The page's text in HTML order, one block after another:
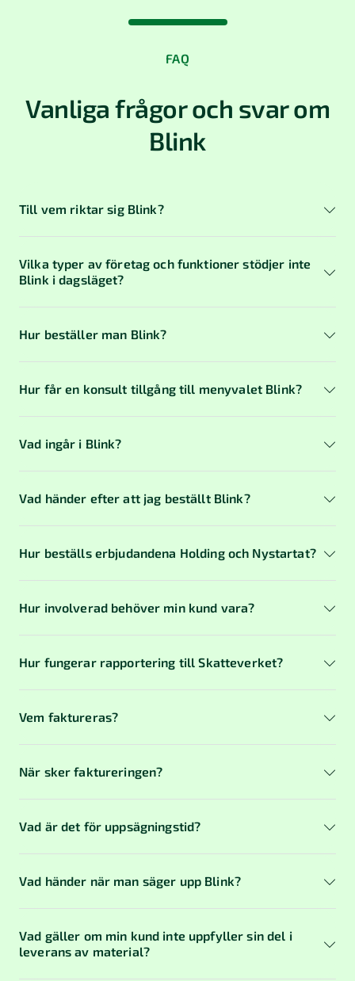
FAQ
Vanliga frågor och svar om
Blink
Till vem riktar sig Blink?
Vilka typer av företag och funktioner stödjer inte
Blink i dagsläget?
Hur beställer man Blink?
Hur får en konsult tillgång till menyvalet Blink?
Klicka på byråns namn uppe i Digital byrå.
Välj Administrera användare.
som ska tilldelas behörighet.
administrera Blink” i listan.
Spara.
Vad ingår i Blink?
Vad händer efter att jag beställt Blink?
Hur beställs erbjudandena Holding och Nystartat?
Hur involverad behöver min kund vara?
Hur fungerar rapportering till Skatteverket?
Vem faktureras?
När sker faktureringen?
Vad är det för uppsägningstid?
Vad händer när man säger upp Blink?
Vad gäller om min kund inte uppfyller sin del i
leverans av material?